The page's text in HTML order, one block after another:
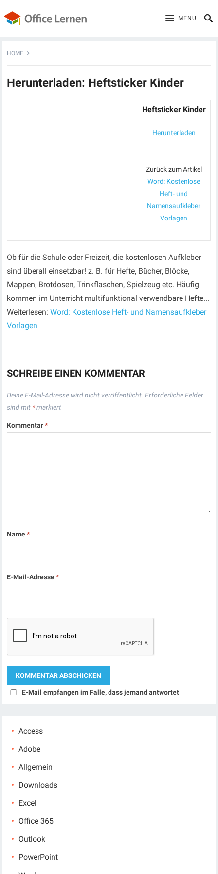
MENU
HOME
Herunterladen: Heftsticker Kinder
Heftsticker Kinder
Herunterladen
Zurück zum Artikel
Word: Kostenlose
Heft- und
Namensaufkleber
Vorlagen
Ob für die Schule oder Freizeit, die kostenlosen Aufkleber
sind überall einsetzbar! z. B. für Hefte, Bücher, Blöcke,
Mappen, Brotdosen, Trinkflaschen, Spielzeug etc. Häufig
kommen im Unterricht multifunktional verwendbare Hefte...
Weiterlesen:Word: Kostenlose Heft- und Namensaufkleber
Vorlagen
SCHREIBE EINEN KOMMENTAR
Deine E-Mail-Adresse wird nicht veröffentlicht. Erforderliche Felder
sind mit *markiert
Kommentar*
Name*
E-Mail-Adresse*
E-Mail empfangen im Falle, dass jemand antwortet
Access
Adobe
Allgemein
Downloads
Excel
Office 365
Outlook
PowerPoint